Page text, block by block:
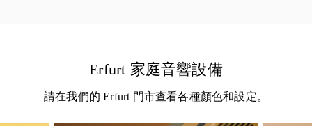
Erfurt 家庭音響設備
請在我們的 Erfurt 門市查看各種顏色和設定。